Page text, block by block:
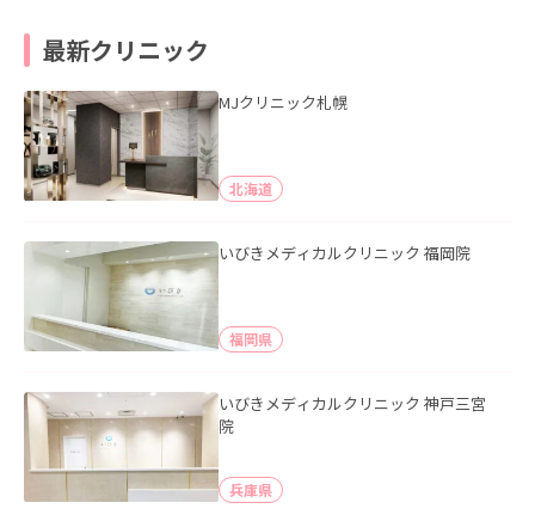
最新クリニック
MJクリニック札幌
北海道
いびきメディカルクリニック 福岡院
福岡県
いびきメディカルクリニック 神戸三宮
院
兵庫県